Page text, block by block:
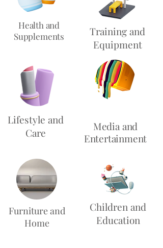
Health and
Supplements
Training and
Equipment
Lifestyle and
Care
Media and
Entertainment
Furniture and
Home
Children and
Education